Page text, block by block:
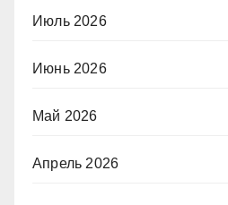
Июль 2026
Июнь 2026
Май 2026
Апрель 2026